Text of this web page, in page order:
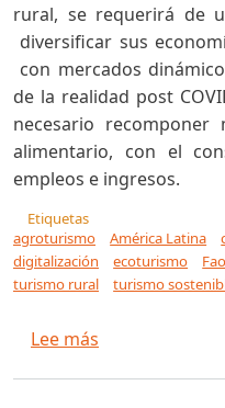
rural, se requerirá de
diversificar sus
con mercados
de la realidad post
necesario recomponer
alimentario, con el
empleos e ingresos.
Etiquetas
agroturismo
América Latina
digitalización
ecoturismo Fao
turismo rural
turismo
Lee más